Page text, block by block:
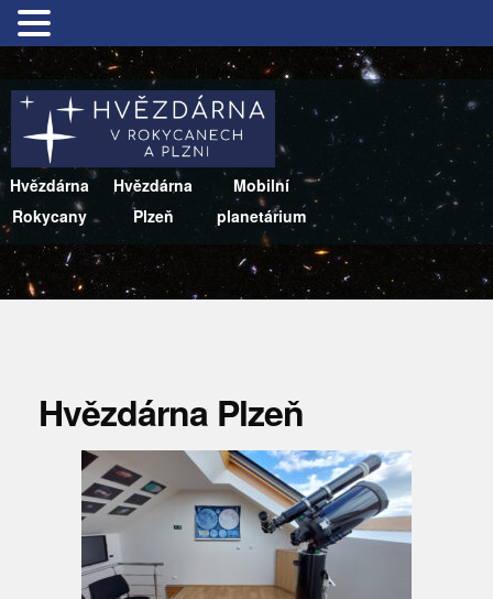
Hvězdárna
Rokycany
Hvězdárna
Plzeň
Mobilní
planetárium
Hvězdárna Plzeň